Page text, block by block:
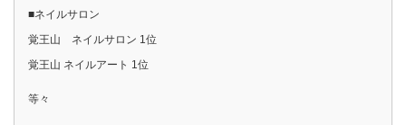
■ネイルサロン
覚王山 ネイルサロン 1位
覚王山 ネイルアート 1位
等々